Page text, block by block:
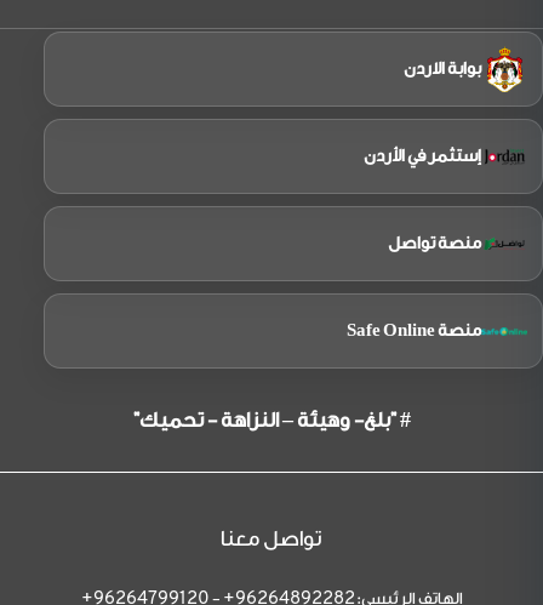
بوابة الاردن
إستثمر في الأردن
منصة تواصل
منصة Safe Online
# "بلغ- وهيئة – النزاهة - تحميك"
تواصل معنا
الهاتف الرئيسي: 96264892282+
-
96264799120+